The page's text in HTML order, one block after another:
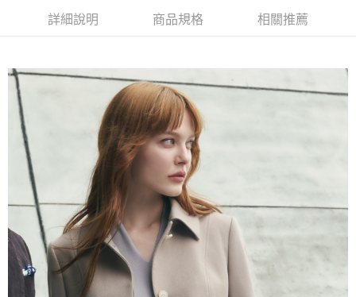
１．簡單：不需註冊會員、不需綁卡、不需儲值。
２．便利：只要手機號碼，簡訊認證，即可結帳。
【「AFTEE先享後付」結帳流程】
１．於結帳方式選擇「AFTEE先享後付」後，將跳轉至「AFTEE先享後付」
結帳頁面，進行簡訊認證並確認金額後，即可完成結帳。
２．訂單成立數日內，您將收到繳費通知簡訊。
３．收到繳費通知簡訊後14天內，點擊此簡訊中的連結，可透過四大超商／
ATM／網路銀行／等多元方式進行付款，方視為交易完成。
※ 請注意：結帳手續完成當下不需立刻繳費，但若您需要取消訂單，請聯絡
購買商品的店家。未經商家同意取消之訂單仍視為有效，需透過AFTEE先享
後付繳納相關費用。
※ 交易是否成功請以「AFTEE先享後付 」之結帳頁面顯示為準，若有關於
是否繳費成功／繳費後需取消欲退款等相關疑問，請聯繫「AFTEE先享後付
客戶支援中心」https://netprotections.freshdesk.com/support/home
【注意事項】
１．透過由恩沛科技股份有限公司提供之「AFTEE先享後付」服務完成之交
易，需依本服務之必要範圍內提供個人資料，並將交易相關給付款項請求債
運送方式
每筆NT$120，滿NT$3,000(含以上)免運費
新竹物流離島宅配
每筆NT$350，滿NT$3,500(含以上)免運費
LINEX 宇迅國際
詳細說明 商品規格 相關推薦